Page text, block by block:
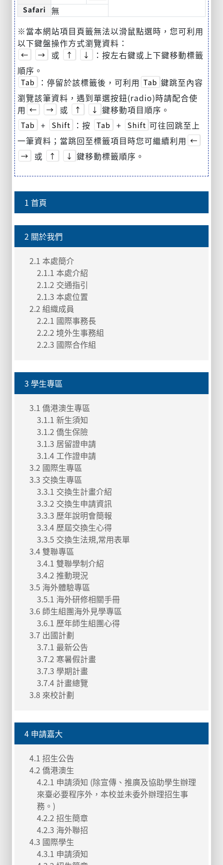
Safari
無
※當本網站項目頁籤無法以滑鼠點選時，您可利用
以下鍵盤操作方式瀏覽資料：
← → 或 ↑ ↓
：按左右鍵或上下鍵移動標籤
順序。
Tab ：停留於該標籤後，可利用 Tab 鍵跳至內容
瀏覽該筆資料，遇到單選按鈕(radio)時請配合使
用 ← → 或 ↑ ↓ 鍵移動項目順序。
Tab + Shift ：按 Tab + Shift 可往回跳至上
一筆資料；當跳回至標籤項目時您可繼續利用 ←
→
或 ↑ ↓ 鍵移動標籤順序。
1 首頁
2 關於我們
2.1 本處簡介
2.1.1 本處介紹
2.1.2 交通指引
2.1.3 本處位置
2.2 組織成員
2.2.1 國際事務長
2.2.2 境外生事務組
2.2.3 國際合作組
3 學生專區
3.1 僑港澳生專區
3.1.1 新生須知
3.1.2 僑生保險
3.1.3 居留證申請
3.1.4 工作證申請
3.2 國際生專區
3.3 交換生專區
3.3.1 交換生計畫介紹
3.3.2 交換生申請資訊
3.3.3 歷年說明會簡報
3.3.4 歷屆交換生心得
3.3.5 交換生法規,常用表單
3.4 雙聯專區
3.4.1 雙聯學制介紹
3.4.2 推動現況
3.5 海外體驗專區
3.5.1 海外研修相關手冊
3.6 師生組團海外見學專區
3.6.1 歷年師生組團心得
3.7 出國計劃
3.7.1 最新公告
3.7.2 寒暑假計畫
3.7.3 學期計畫
3.7.4 計畫總覽
3.8 來校計劃
4 申請嘉大
4.1 招生公告
4.2 僑港澳生
4.2.1 申請須知 (除宣傳、推廣及協助學生辦理
來臺必要程序外，本校並未委外辦理招生事
務。)
4.2.2 招生簡章
4.2.3 海外聯招
4.3 國際學生
4.3.1 申請須知